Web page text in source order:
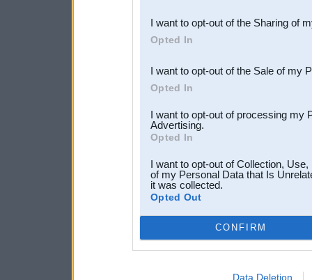
Downstream Participants
third parties.
I want to opt-out of the Sharing of
Opted In
I want to opt-out of the Sale of my
Opted In
I want to opt-out of processing my
Advertising.
Opted In
I want to opt-out of Collection,
of my Personal Data that Is
it was collected.
Opted Out
CONFIRM
Data Deletion